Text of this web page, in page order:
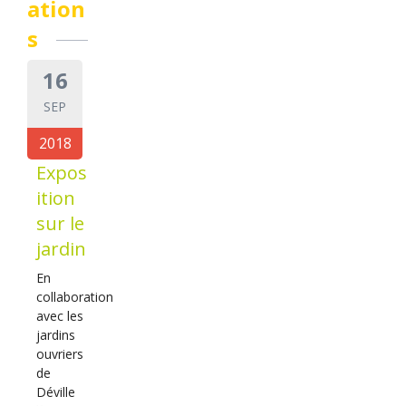
ation
s
16
SEP
2018
Expos
ition
sur le
jardin
En
collaboration
avec les
jardins
ouvriers
de
Déville